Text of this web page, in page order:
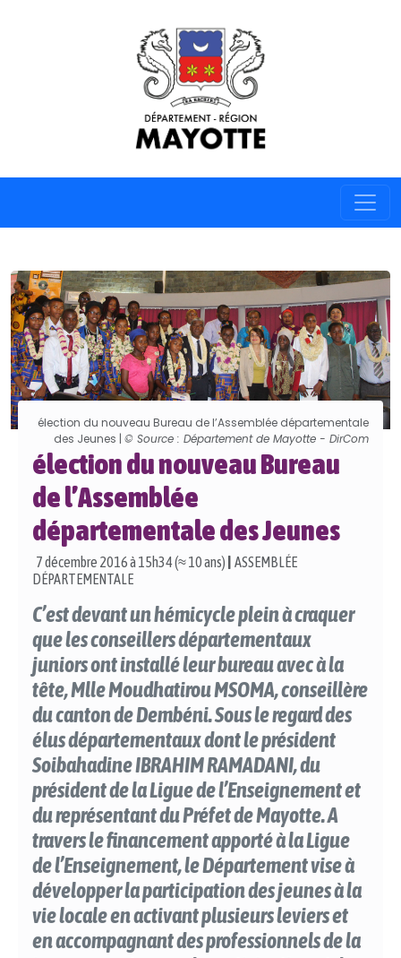
élection du nouveau Bureau de l’Assemblée départementale
des Jeunes | © Source : Département de Mayotte - DirCom
élection du nouveau Bureau
de l’Assemblée
départementale des Jeunes
7 décembre 2016 à 15h34 (≈ 10 ans)
ASSEMBLÉE
DÉPARTEMENTALE
C’est devant un hémicycle plein à craquer
que les conseillers départementaux
juniors ont installé leur bureau avec à la
tête, Mlle Moudhatirou MSOMA, conseillère
du canton de Dembéni. Sous le regard des
élus départementaux dont le président
Soibahadine IBRAHIM RAMADANI, du
président de la Ligue de l’Enseignement et
du représentant du Préfet de Mayotte. A
travers le financement apporté à la Ligue
de l’Enseignement, le Département vise à
développer la participation des jeunes à la
vie locale en activant plusieurs leviers et
en accompagnant des professionnels de la